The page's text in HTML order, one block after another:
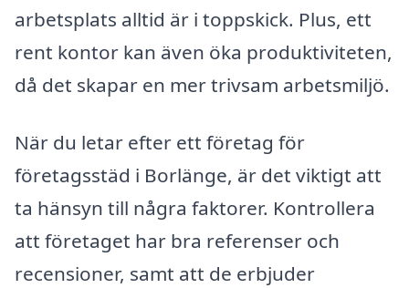
arbetsplats alltid är i toppskick. Plus, ett
rent kontor kan även öka produktiviteten,
då det skapar en mer trivsam arbetsmiljö.
När du letar efter ett företag för
företagsstäd i Borlänge, är det viktigt att
ta hänsyn till några faktorer. Kontrollera
att företaget har bra referenser och
recensioner, samt att de erbjuder